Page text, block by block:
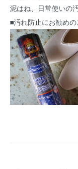
泥はね、日常使いの
■汚れ防止にお勧め